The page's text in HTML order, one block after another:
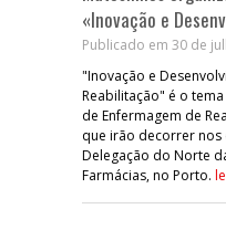
«Inovação e
Publicado em 30 de
"Inovação e
Reabilitação" é o
de Enfermagem de
que irão decorrer nos
Delegação do Norte
Farmácias, no Porto.